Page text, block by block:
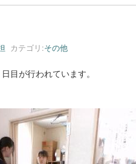
カテゴリ:その他
目が行われています。